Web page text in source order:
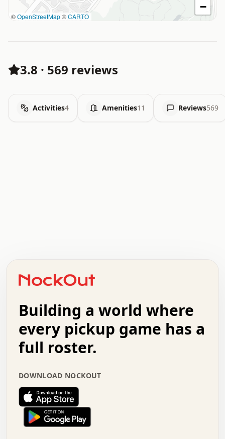
©OpenStreetMap©CARTO
−
3.8 · 569 reviews
Activities4 Amenities11 Reviews569
+   .   .   .   .   .   .   .   .   .   +   .   .
.   .   .   .   .   .   .   .   .   .   .   :   .
.   .   .   .   +   .   .   .   .   .   .   .   +
.   :   .   .   .   .   .   .   .   .   o   .   .
.   .   x   .   .   .   .   .   .   :   .   .   o
.   .   .   .   :   .   .   .   .   o   .   .   .
.   .   .   .   .   .   .   :   .   .   .   .   .
.   .   .   .   .   .   .   +   .   .   x   .   .
.   .   .   .   .   :   +   .   .   .   .   .   o
.   .   .   .   .   .   .   .   .   .   .   .   .
.   .   :   o   .   .   .   .   .   .   .   +   .
.   o   .   .   .   .   x   .   .   .   .   .   .
Building a world where
every pickup game has a
full roster.
DOWNLOAD NOCKOUT